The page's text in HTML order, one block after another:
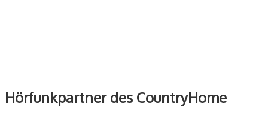
Hörfunkpartner des CountryHome